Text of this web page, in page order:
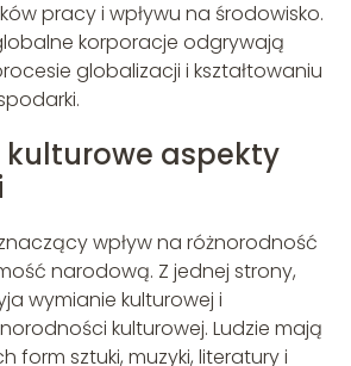
pracy i wpływu na środowisko.
korporacje odgrywają
globalizacji i kształtowaniu
kulturowe aspekty
wpływ na różnorodność
narodową. Z jednej strony,
wymianie kulturowej i
kulturowej. Ludzie mają
form sztuki, muzyki, literatury i